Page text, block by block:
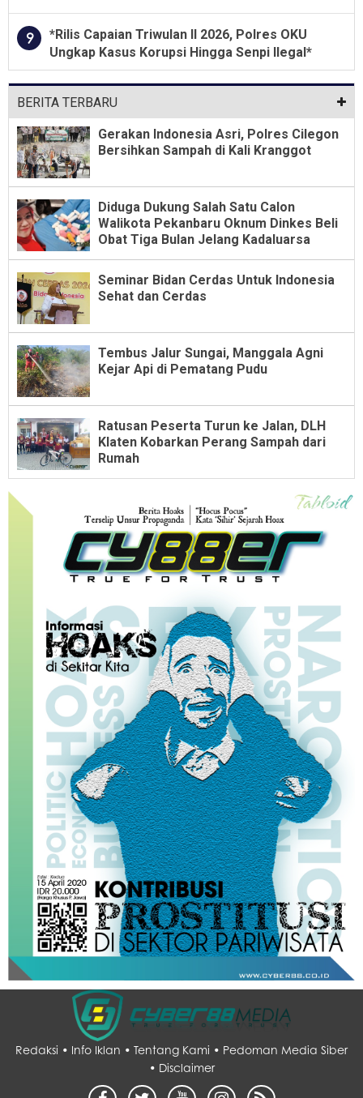
9
*Rilis Capaian Triwulan II 2026, Polres OKU
Ungkap Kasus Korupsi Hingga Senpi Ilegal*
BERITA TERBARU
Gerakan Indonesia Asri, Polres Cilegon
Bersihkan Sampah di Kali Kranggot
Diduga Dukung Salah Satu Calon
Walikota Pekanbaru Oknum Dinkes Beli
Obat Tiga Bulan Jelang Kadaluarsa
Seminar Bidan Cerdas Untuk Indonesia
Sehat dan Cerdas
Tembus Jalur Sungai, Manggala Agni
Kejar Api di Pematang Pudu
Ratusan Peserta Turun ke Jalan, DLH
Klaten Kobarkan Perang Sampah dari
Rumah
Redaksi • Info Iklan • Tentang Kami • Pedoman Media Siber
• Disclaimer